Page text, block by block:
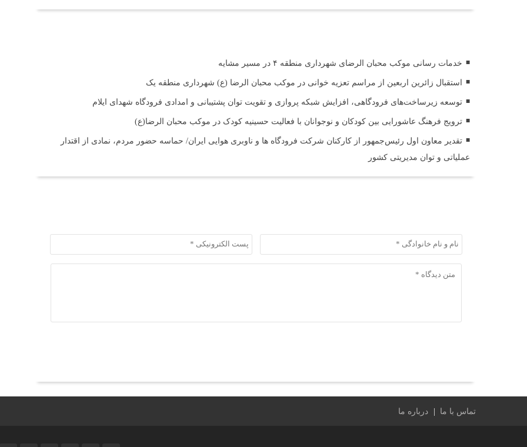
خدمات رسانی موکب محبان الرضای شهرداری منطقه ۴ در مسیر مشایه
استقبال زائرین اربعین از مراسم تعزیه خوانی در موکب محبان الرضا (ع) شهرداری منطقه یک
توسعه زیرساخت‌های فرودگاهی، افزایش شبکه پروازی و تقویت توان پشتیبانی و امدادی فرودگاه شهدای ایلام
ترویج فرهنگ عاشورایی بین کودکان و نوجوانان با فعالیت حسینیه کودک در موکب محبان الرضا(ع)
تقدیر معاون اول رئیس‌جمهور از کارکنان شرکت فرودگاه ها و ناوبری هوایی ایران/ حماسه حضور مردم، نمادی از اقتدار
عملیاتی و توان مدیریتی کشور
تماس با ما درباره ما